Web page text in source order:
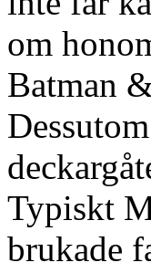
om
Batman
Typiskt
brukade